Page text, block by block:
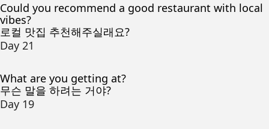
Could you recommend a good restaurant with local
vibes?
로컬 맛집 추천해주실래요?
Day 21
What are you getting at?
무슨 말을 하려는 거야?
Day 19